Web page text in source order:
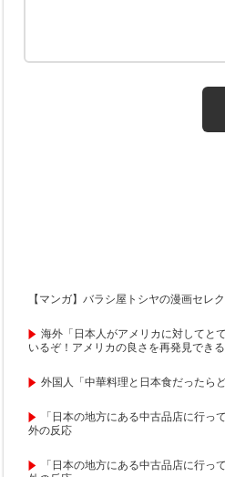
【マンガ】バラシ屋トシヤの漫画セレ
海外「日本人がアメリカに対してと
いるぞ！アメリカの良さを再発見できる
外国人「中華料理と日本食だったら
「日本の地方にある中古品店に行っ
外の反応
「日本の地方にある中古品店に行っ